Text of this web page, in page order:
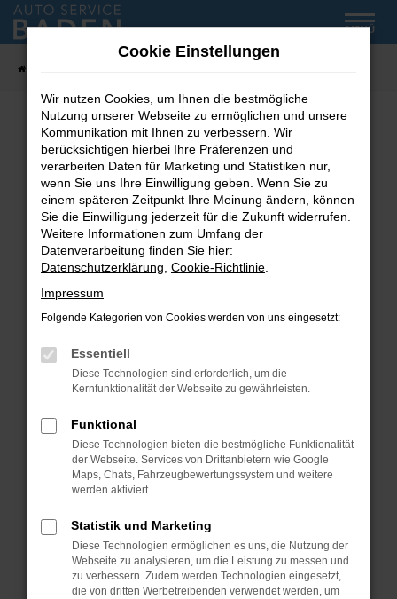
Zum
Hauptinhalt
MENÜ
Fehler: Network Error
Beim Laden ist ein Fehler aufgetreten.
Hier sind ein paar Tipps, die dir helfen können:
Überprüfe deine Firewall und deine
Internetverbindung.
Laden andere Webseiten, zum Beispiel deine
Suchmaschine?
Prüfe deine Browsererweiterungen.
können das Laden bestimmter Seiten
verhindern. Funktioniert die Seite in einem
Fenster?
Starte dein Gerät neu.
Das kann manchmal helfen, vorübergehende
Probleme zu beheben.
Betriebssystem auf dem neuesten Stand
sind.
Veraltete Software birgt nicht nur ein
Sicherheitsrisiko, sondern kann auch dazu
Cookie Einstellungen
Wir nutzen Cookies, um Ihnen die bestmögliche
Nutzung unserer Webseite zu ermöglichen und unsere
Kommunikation mit Ihnen zu verbessern. Wir
berücksichtigen hierbei Ihre Präferenzen und
verarbeiten Daten für Marketing und Statistiken nur,
wenn Sie uns Ihre Einwilligung geben. Wenn Sie zu
einem späteren Zeitpunkt Ihre Meinung ändern, können
Sie die Einwilligung jederzeit für die Zukunft widerrufen.
Weitere Informationen zum Umfang der
Datenverarbeitung finden Sie hier:
Datenschutzerklärung Cookie-Richtlinie
Impressum
Folgende Kategorien von Cookies werden von uns eingesetzt:
Essentiell
Diese Technologien sind erforderlich, um die
Kernfunktionalität der Webseite zu gewährleisten.
Funktional
Diese Technologien bieten die bestmögliche Funktionalität
der Webseite. Services von Drittanbietern wie Google
Maps, Chats, Fahrzeugbewertungssystem und weitere
werden aktiviert.
Statistik und Marketing
Diese Technologien ermöglichen es uns, die Nutzung der
Webseite zu analysieren, um die Leistung zu messen und
zu verbessern. Zudem werden Technologien eingesetzt,
die von dritten Werbetreibenden verwendet werden, um